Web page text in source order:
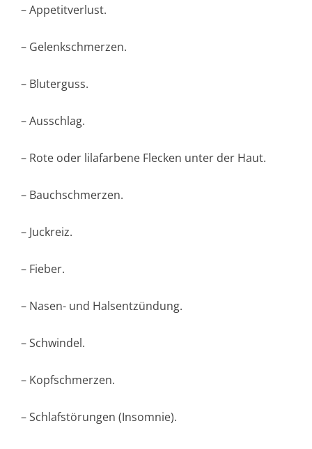
– Appetitverlust.
– Gelenkschmerzen.
– Bluterguss.
– Ausschlag.
– Rote oder lilafarbene Flecken unter der Haut.
– Bauchschmerzen.
– Juckreiz.
– Fieber.
– Nasen- und Halsentzündung.
– Schwindel.
– Kopfschmerzen.
– Schlafstörungen (Insomnie).